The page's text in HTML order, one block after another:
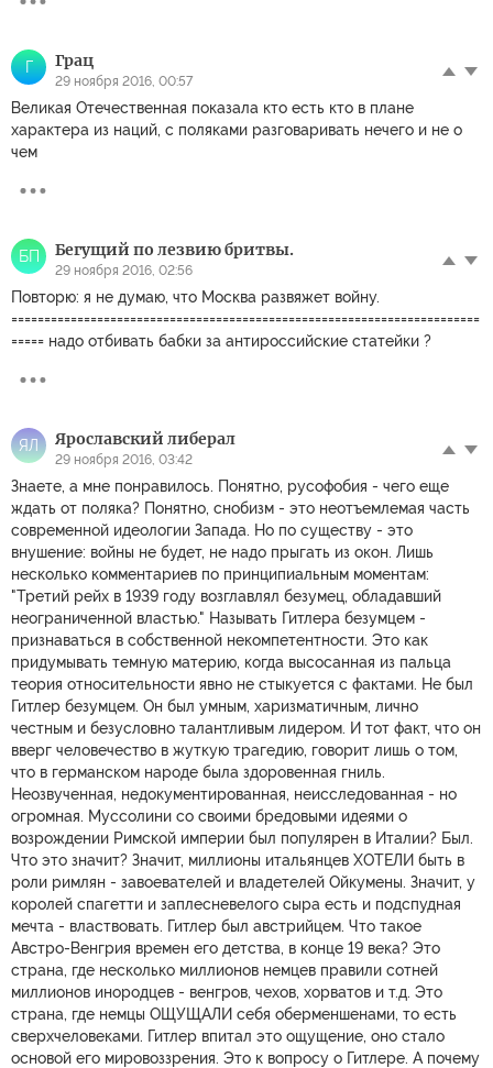
Г Грац
29 ноября 2016, 00:57
Великая Отечественная показала кто есть кто в плане
характера из наций, с поляками разговаривать нечего и не о
чем
БП Бегущий по лезвию бритвы.
29 ноября 2016, 02:56
Повторю: я не думаю, что Москва развяжет войну.
=======================================================================
===== надо отбивать бабки за антироссийские статейки ?
ЯЛ Ярославский либерал
29 ноября 2016, 03:42
Знаете, а мне понравилось. Понятно, русофобия - чего еще
ждать от поляка? Понятно, снобизм - это неотъемлемая часть
современной идеологии Запада. Но по существу - это
внушение: войны не будет, не надо прыгать из окон. Лишь
несколько комментариев по принципиальным моментам:
"Третий рейх в 1939 году возглавлял безумец, обладавший
неограниченной властью." Называть Гитлера безумцем -
признаваться в собственной некомпетентности. Это как
придумывать темную материю, когда высосанная из пальца
теория относительности явно не стыкуется с фактами. Не был
Гитлер безумцем. Он был умным, харизматичным, лично
честным и безусловно талантливым лидером. И тот факт, что он
вверг человечество в жуткую трагедию, говорит лишь о том,
что в германском народе была здоровенная гниль.
Неозвученная, недокументированная, неисследованная - но
огромная. Муссолини со своими бредовыми идеями о
возрождении Римской империи был популярен в Италии? Был.
Что это значит? Значит, миллионы итальянцев ХОТЕЛИ быть в
роли римлян - завоевателей и владетелей Ойкумены. Значит, у
королей спагетти и заплесневелого сыра есть и подспудная
мечта - властвовать. Гитлер был австрийцем. Что такое
Австро-Венгрия времен его детства, в конце 19 века? Это
страна, где несколько миллионов немцев правили сотней
миллионов инородцев - венгров, чехов, хорватов и т.д. Это
страна, где немцы ОЩУЩАЛИ себя оберменшенами, то есть
сверхчеловеками. Гитлер впитал это ощущение, оно стало
основой его мировоззрения. Это к вопросу о Гитлере. А почему